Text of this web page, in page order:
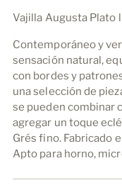
a
la
Vajilla Augusta Plato
Contemporáneo y
sensación natural,
con bordes y
una selección de
se pueden combinar
agregar un toque
Grés fino. Fabricado
Apto para horno,